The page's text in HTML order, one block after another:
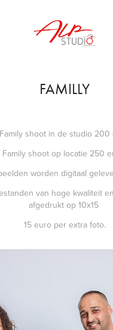
FAMILLY
Family shoot in de studio 200
Family shoot op locatie 250
worden digitaal
van hoge kwaliteit
afgedrukt op 10x15
15 euro per extra foto.